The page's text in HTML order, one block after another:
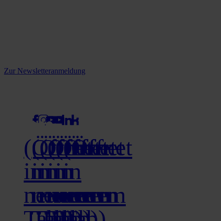
Zur Newsletteranmeldung
(Öffnet
in
neuem
(Öffnet
in
neuem
(Öffnet
in
neuem
(Öffnet
in
neuem
(Öffnet
in
neuem
(Öffnet
in
neuem